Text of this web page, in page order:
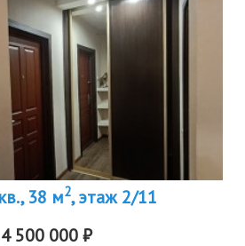
38 м2, этаж 2/11
4 500 000 ₽